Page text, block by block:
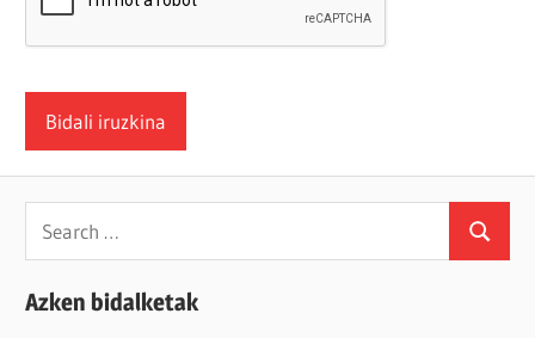
Search
for:
Search
Azken bidalketak